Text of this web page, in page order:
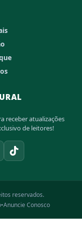
receber atualizações
de leitores!
reservados.
•Anuncie Conosco